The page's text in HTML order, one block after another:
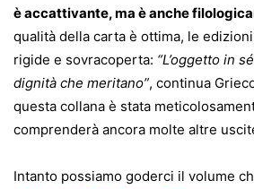
è accattivante, ma è anche
qualità della carta è ottima, le
rigide e sovracoperta: “L’oggetto in
dignità che meritano”, continua
questa collana è stata
comprenderà ancora molte altre
Intanto possiamo goderci il volume